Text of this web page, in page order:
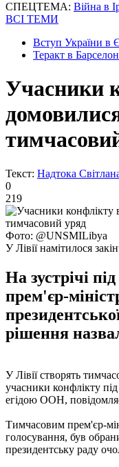
СПЕЦТЕМА: Війна в
ВСІ ТЕМИ
Вступ України в
Теракт в
Учасники
Текст: Надтока
0
219
Фото: @UNSMILibya
У Лівії намітилося
На зустрічі
прем'єр-
рішення
У Лівії створять
учасники конфлікту
егідою ООН,
Тимчасовим прем'єр-
голосування, був
президентську раду